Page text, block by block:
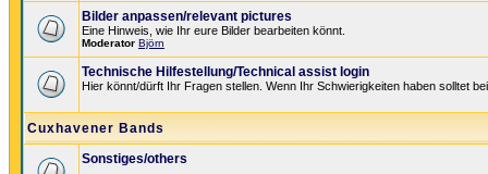
Bilder anpassen/relevant pictures
Eine Hinweis, wie Ihr eure Bilder bearbeiten könnt.
Moderator Björn
Technische Hilfestellung/Technical assist login
Hier könnt/dürft Ihr Fragen stellen. Wenn Ihr Schwierigkeiten haben solltet
Cuxhavener Bands
Sonstiges/others